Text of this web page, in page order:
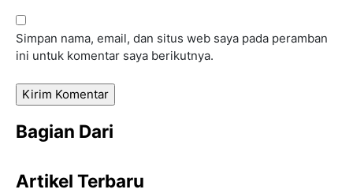
Simpan nama, email, dan situs web saya pada peramban
ini untuk komentar saya berikutnya.
Bagian Dari
Artikel Terbaru